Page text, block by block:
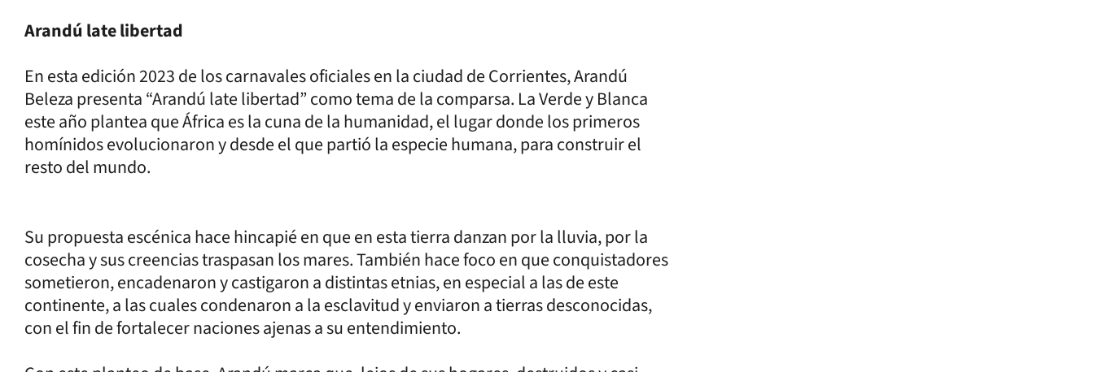
Arandú late libertad
En esta edición 2023 de los carnavales oficiales en la ciudad de Corrientes, Arandú
Beleza presenta “Arandú late libertad” como tema de la comparsa. La Verde y Blanca
este año plantea que África es la cuna de la humanidad, el lugar donde los primeros
homínidos evolucionaron y desde el que partió la especie humana, para construir el
resto del mundo.
Su propuesta escénica hace hincapié en que en esta tierra danzan por la lluvia, por la
cosecha y sus creencias traspasan los mares. También hace foco en que conquistadores
sometieron, encadenaron y castigaron a distintas etnias, en especial a las de este
continente, a las cuales condenaron a la esclavitud y enviaron a tierras desconocidas,
con el fin de fortalecer naciones ajenas a su entendimiento.